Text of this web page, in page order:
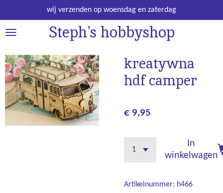
direct
naar
hoofdinhoud
Steph's hobbyshop
wij verzenden op woensdag en zaterdag
kreatywna
hdf camper
€ 9,95
In
winkelwagen
Artikelnummer: h466